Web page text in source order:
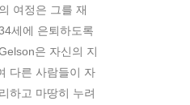
여정은 그를 재
세에 은퇴하도록
은 자신의 지
다른 사람들이 자
하고 마땅히 누려